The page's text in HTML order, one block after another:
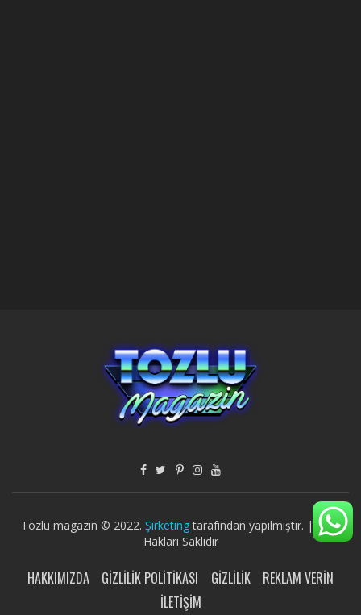
Tozlu magazin © 2022. Şirketingtarafından yapılmıştır. | Tüm
Hakları Saklıdır
HAKKIMIZDA GIZLILIK POLITIKASI GIZLILIK
REKLAM VERIN
İLETIŞIM